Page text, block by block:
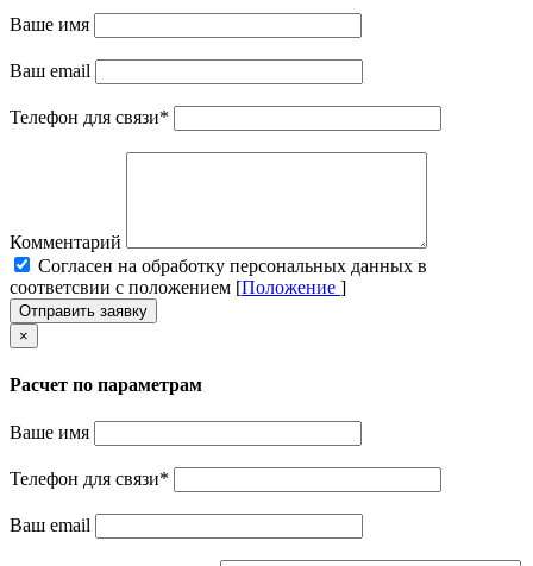
Ваше имя
Ваш email
Телефон для связи*
Комментарий
Cогласен на обработку персональных данных в
соответсвии с положением [Положение ]
Отправить заявку
×
Расчет по параметрам
Ваше имя
Телефон для связи*
Ваш email